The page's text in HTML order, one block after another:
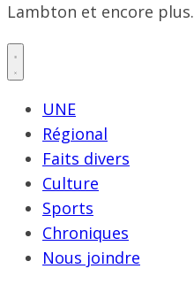
Lambton et encore plus.
UNE
Régional
Faits divers
Culture
Sports
Chroniques
Nous joindre